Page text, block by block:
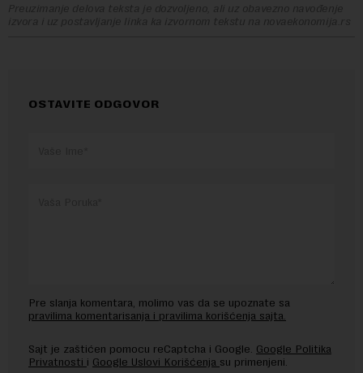
Preuzimanje delova teksta je dozvoljeno, ali uz obavezno navođenje
izvora i uz postavljanje linka ka izvornom tekstu na novaekonomija.rs
OSTAVITE ODGOVOR
Pre slanja komentara, molimo vas da se upoznate sa
pravilima komentarisanja i pravilima korišćenja sajta.
Sajt je zaštićen pomocu reCaptcha i Google. Google Politika
Privatnosti i Google Uslovi Korišćenja su primenjeni.